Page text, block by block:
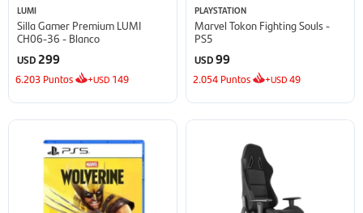
LUMI
Silla Gamer Premium LUMI
CH06-36 - Blanco
USD299
6.203 Puntos +USD 149
PLAYSTATION
Marvel Tokon Fighting Souls -
PS5
USD99
2.054 Puntos +USD49